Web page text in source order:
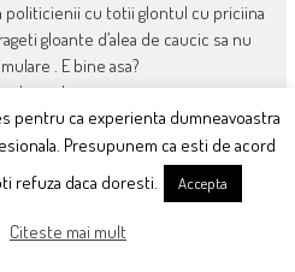
politicienii cu totii glontul cu priciina
gloante d’alea de caucic sa nu
. E bine asa?
haaaa haaaaaaaaaaaa
scalda si el,atunci cind spune ca se
asa aiurea,fara ca cei avansati
ca experienta dumneavoastra
Presupunem ca esti de acord
refuza daca doresti.
Accepta
Citeste mai mult